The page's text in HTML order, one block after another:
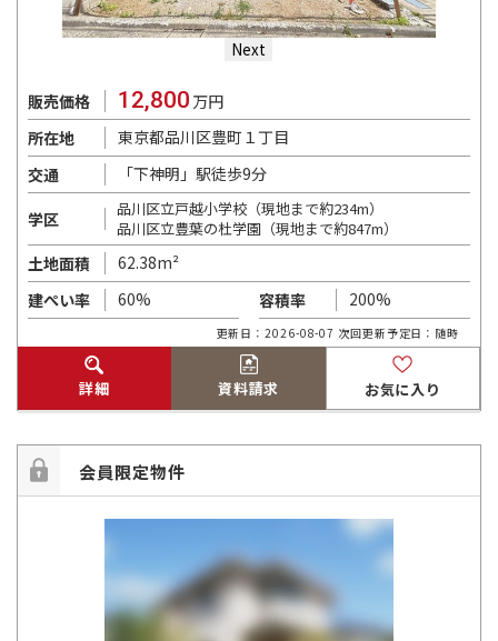
Next
販売価格 12,800 万円
所在地
東京都品川区豊町１丁目
交通
「下神明」駅徒歩9分
学区
品川区立戸越小学校（現地まで約234m）
品川区立豊葉の杜学園（現地まで約847m）
土地面積
62.38m²
建ぺい率
60% 容積率 200%
更新日：2026-08-07 次回更新予定日：随時
詳細 資料請求 お気に入り
会員限定物件